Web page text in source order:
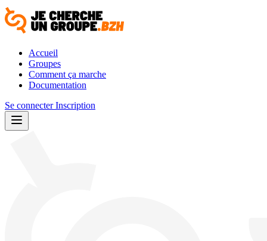
Accueil
Groupes
Comment ça marche
Documentation
Se connecterInscription